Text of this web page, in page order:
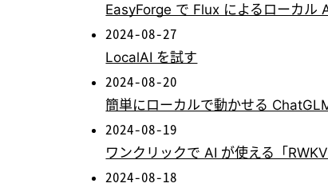
EasyForge で Flux によるローカル
2024-08-27
LocalAI を試す
2024-08-20
簡単にローカルで動かせる
2024-08-19
ワンクリックで AI が使える「
2024-08-18